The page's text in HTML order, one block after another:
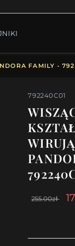
FAMILY -
792240C01
255.00zł